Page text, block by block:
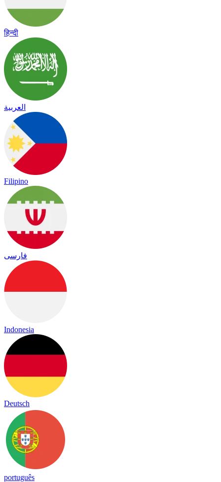
हिन्दी
العربية
Filipino
فارسی
Indonesia
Deutsch
português